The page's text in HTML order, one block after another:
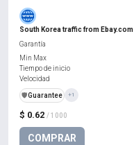
South Korea traffic from Ebay.com
$ 0.62 / 1000
COMPRAR
Garantía
Min Max
Tiempo de inicio
Velocidad
️🛡️Guarantee +1